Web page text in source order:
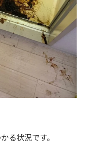
る状況です。